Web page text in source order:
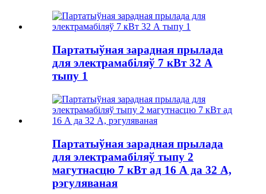
Партатыўная зарадная прылада
для электрамабіляў 7 кВт 32 А
тыпу 1
Партатыўная зарадная прылада
для электрамабіляў тыпу 2
магутнасцю 7 кВт ад 16 А да 32 А,
рэгуляваная